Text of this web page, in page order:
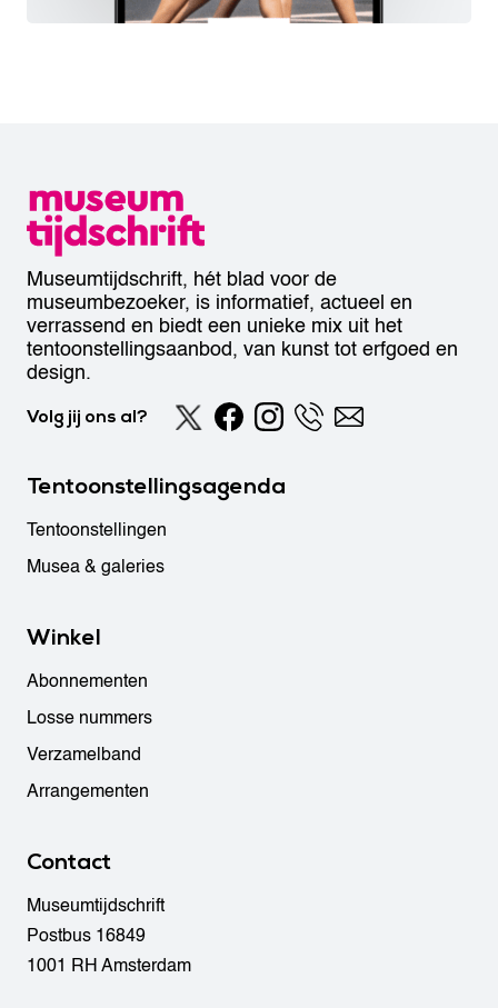
Museumtijdschrift, hét blad voor de
museumbezoeker, is informatief, actueel en
verrassend en biedt een unieke mix uit het
tentoonstellingsaanbod, van kunst tot erfgoed en
design.
Volg jij ons al?
Tentoonstellingsagenda
Tentoonstellingen
Musea & galeries
Winkel
Abonnementen
Losse nummers
Verzamelband
Arrangementen
Contact
Museumtijdschrift
Postbus 16849
1001 RH Amsterdam